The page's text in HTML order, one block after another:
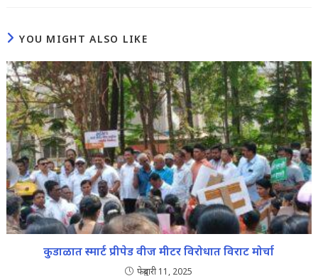
YOU MIGHT ALSO LIKE
कुडाळात स्मार्ट प्रीपेड वीज मीटर विरोधात विराट मोर्चा
फेब्रुवारी 11, 2025